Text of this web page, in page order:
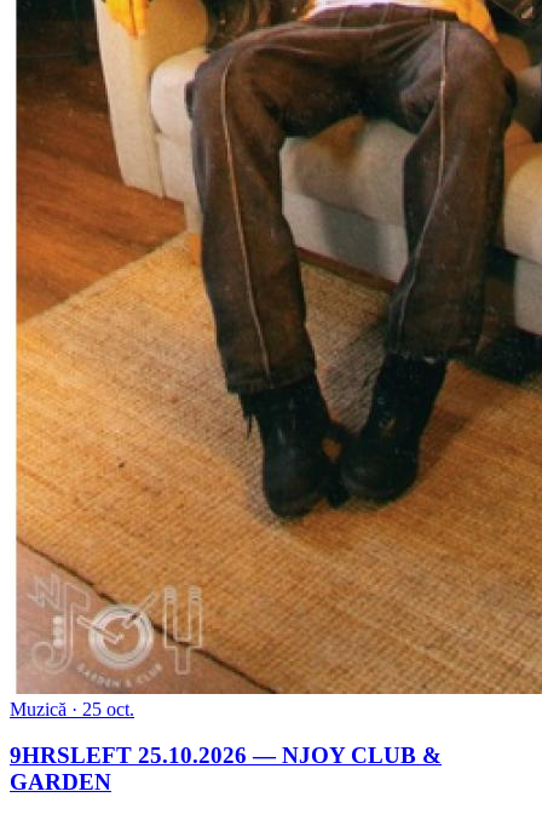
Muzică · 25 oct.
9HRSLEFT 25.10.2026 — NJOY CLUB &
GARDEN